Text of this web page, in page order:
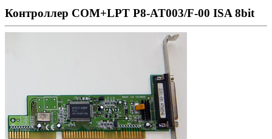
Контроллер COM+LPT P8-AT003/F-00 ISA 8bit